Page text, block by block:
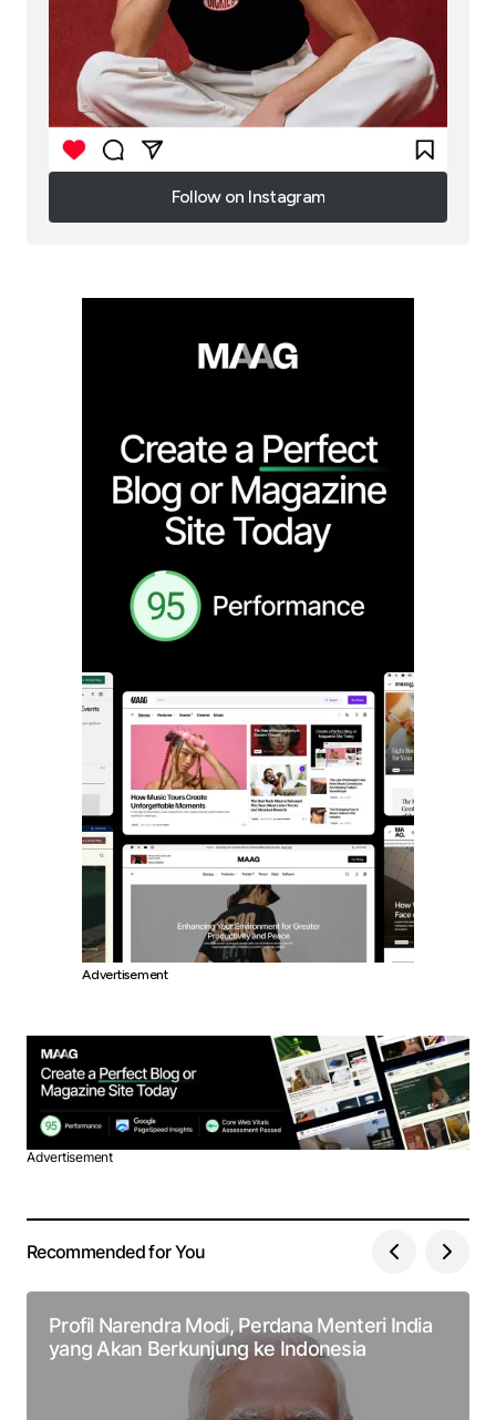
Follow on Instagram
Follow on Instagram
Advertisement
Advertisement
Recommended for You
Profil Narendra Modi, Perdana Menteri India
yang Akan Berkunjung ke Indonesia